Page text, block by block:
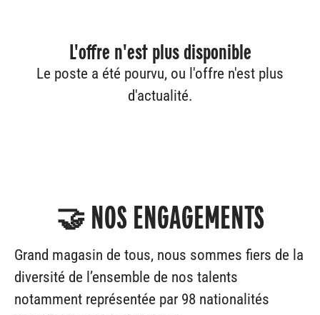
L'offre n'est plus disponible
Le poste a été pourvu, ou l'offre n'est plus
d'actualité.
🤝 NOS ENGAGEMENTS
Grand magasin de tous, nous sommes fiers de la
diversité de l’ensemble de nos talents
notamment représentée par 98 nationalités